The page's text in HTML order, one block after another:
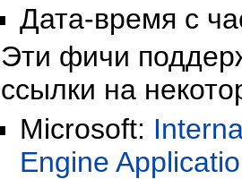
Дата-время с
Эти фичи
ссылки на
Microsoft:
Engine